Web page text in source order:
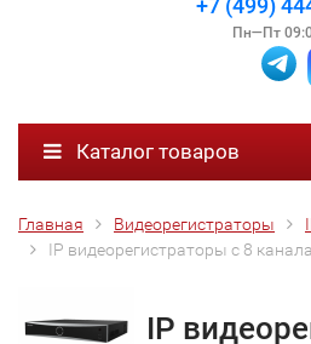
+7 (499)
Пн—Пт
Каталог товаров
Главная Видеорегистраторы
IP видеорегистраторы с 8
IP